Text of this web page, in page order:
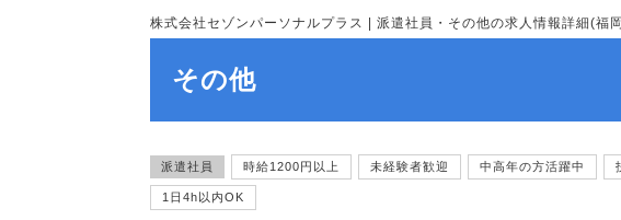
株式会社セゾンパーソナルプラス | 派遣社員・その他の求人情報詳細(
その他
派遣社員 時給1200円以上 未経験者歓迎 中高年の方活躍中
1日4h以内OK